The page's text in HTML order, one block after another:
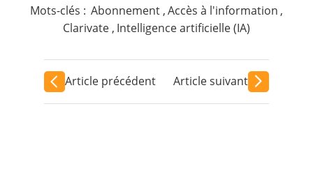
Mots-clés : Abonnement ,Accès à l'information ,
Clarivate , Intelligence artificielle (IA)
Article précédent Article suivant